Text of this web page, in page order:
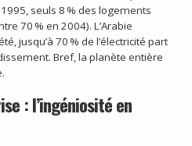
1995, seuls 8 % des logements
70 % en 2004). L’Arabie
jusqu’à 70 % de l’électricité part
Bref, la planète entière
: l’ingéniosité en